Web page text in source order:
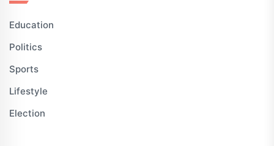
Education
Politics
Sports
Lifestyle
Election